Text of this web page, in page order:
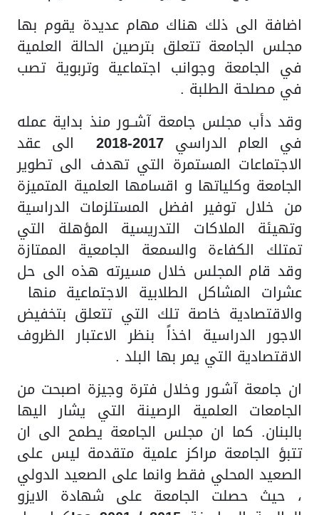
اضافة الى ذلك هناك مهام عديدة يقوم بها
مجلس الجامعة تتعلق بترصين الحالة العلمية
في الجامعة وجوانب اجتماعية وتربوية تصب
في مصلحة الطلبة .
وقد دأب مجلس جامعة آشــور منذ بداية عمله
في العام الدراسي 2017-2018 الى عقد
الاجتماعات المستمرة التي تهدف الى تطوير
الجامعة وكلياتها و اقسامها العلمية المتميزة
من خلال توفير افضل المستلزمات الدراسية
وتهيئة الملاكات التدريسية المؤهلة التي
تمتلك الكفاءة والسمعة الجامعية الممتازة
وقد قام المجلس خلال مسيرته هذه الى حل
عشرات المشاكل الطلابية الاجتماعية منها
والاقتصادية خاصة تلك التي تتعلق بتخفيض
الاجور الدراسية اخذاً بنظر الاعتبار الظروف
الاقتصادية التي يمر بها البلد .
ان جامعة آشـور وخلال فترة وجيزة اصبحت من
الجامعات العلمية الرصينة التي يشار اليها
بالبنان. كما ان مجلس الجامعة يطمح الى ان
تتبؤ الجامعة مراكز علمية متقدمة ليس على
الصعيد المحلي فقط وانما على الصعيد الدولي
، حيث حصلت الجامعة على شهادة الايزو